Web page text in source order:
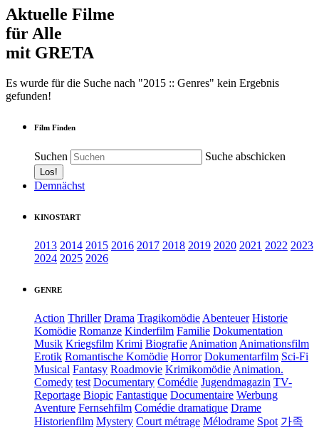
Aktuelle Filme
für Alle
mit GRETA
Es wurde für die Suche nach "2015 :: Genres" kein Ergebnis
gefunden!
Film Finden
Suchen Suche abschicken
Demnächst
KINOSTART
2013 2014 2015 2016 2017 2018 2019 2020 2021 2022 2023
2024 2025 2026
GENRE
Action Thriller Drama Tragikomödie Abenteuer Historie
Komödie Romanze Kinderfilm Familie Dokumentation
Musik Kriegsfilm Krimi Biografie Animation Animationsfilm
Erotik Romantische Komödie Horror Dokumentarfilm Sci-Fi
Musical Fantasy Roadmovie Krimikomödie Animation.
Comedy test Documentary Comédie Jugendmagazin TV-
Reportage Biopic Fantastique Documentaire Werbung
Aventure Fernsehfilm Comédie dramatique Drame
Historienfilm Mystery Court métrage Mélodrame Spot 가족